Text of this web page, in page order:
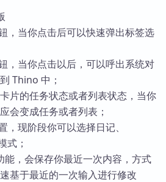
，当你点击后可以快速弹出标签选
，当你点击以后，可以呼出系统对
Thino 中；
片的任务状态或者列表状态，当你
会变成任务或者列表；
，现阶段你可以选择日记、
式；
能，会保存你最近一次内容，方式
基于最近的一次输入进行修改